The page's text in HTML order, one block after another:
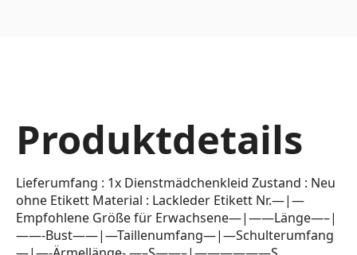
Produktdetails
Lieferumfang : 1x Dienstmädchenkleid Zustand : Neu
ohne Etikett Material : Lackleder Etikett Nr.—|—
Empfohlene Größe für Erwachsene—|——Länge—–|
——-Bust——|—Taillenumfang—|—Schulterumfang